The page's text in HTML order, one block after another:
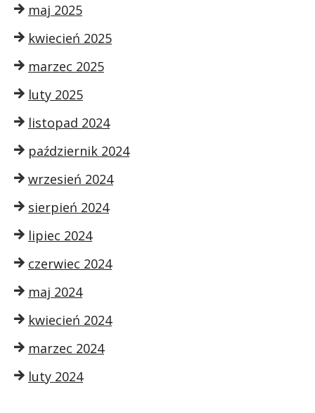
maj 2025
kwiecień 2025
marzec 2025
luty 2025
listopad 2024
październik 2024
wrzesień 2024
sierpień 2024
lipiec 2024
czerwiec 2024
maj 2024
kwiecień 2024
marzec 2024
luty 2024